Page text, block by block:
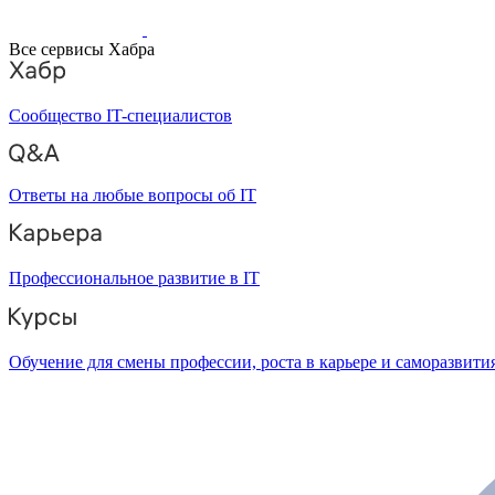
Все сервисы Хабра
Сообщество IT-специалистов
Ответы на любые вопросы об IT
Профессиональное развитие в IT
Обучение для смены профессии, роста в карьере и